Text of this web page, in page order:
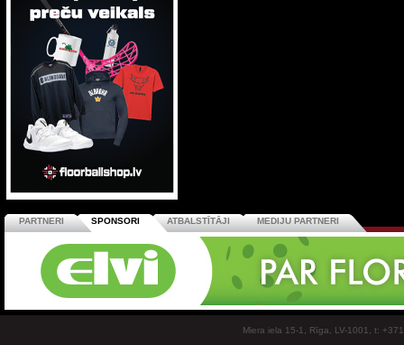
PARTNERI SPONSORI ATBALSTĪTĀJI MEDIJU PARTNERI
Miera iela 15-1, Rīga, LV-1001, t: